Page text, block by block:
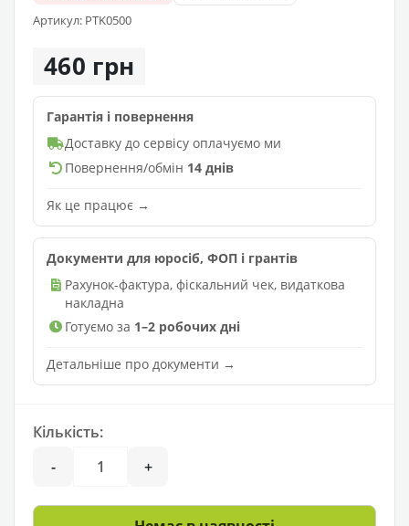
Артикул: PTK0500
460 грн
Гарантія і повернення
Доставку до сервісу оплачуємо ми
Повернення/обмін 14 днів
Як це працює →
Документи для юросіб, ФОП і грантів
Рахунок-фактура, фіскальний чек, видаткова
накладна
Готуємо за 1–2 робочих дні
Детальніше про документи →
Кількість:
-
+